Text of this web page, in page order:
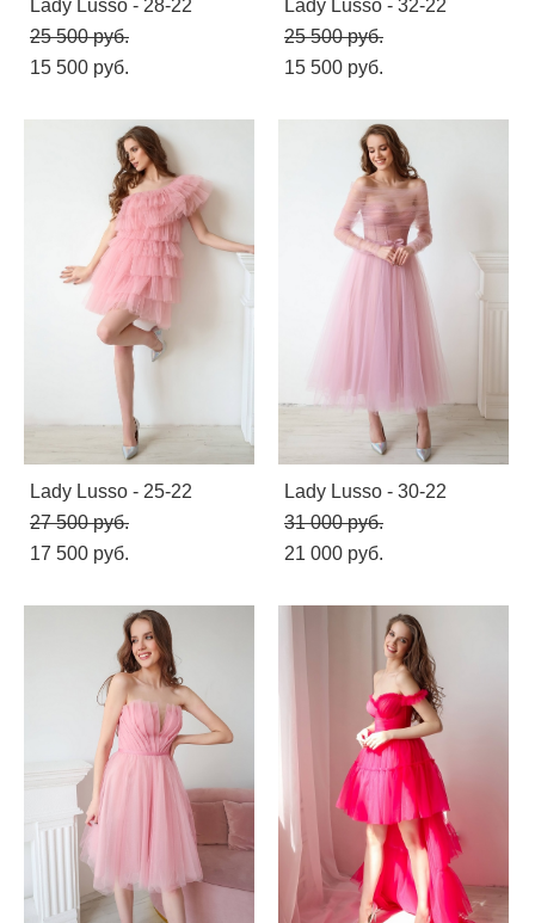
Lady Lusso - 28-22
25 500 pуб.
15 500 pуб.
Lady Lusso - 32-22
25 500 pуб.
15 500 pуб.
Lady Lusso - 25-22
27 500 pуб.
17 500 pуб.
Lady Lusso - 30-22
31 000 pуб.
21 000 pуб.